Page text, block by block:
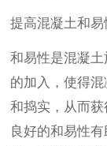
提高混凝土和易
和易性是混凝
的加入，使得
和捣实，从而获
良好的和易性